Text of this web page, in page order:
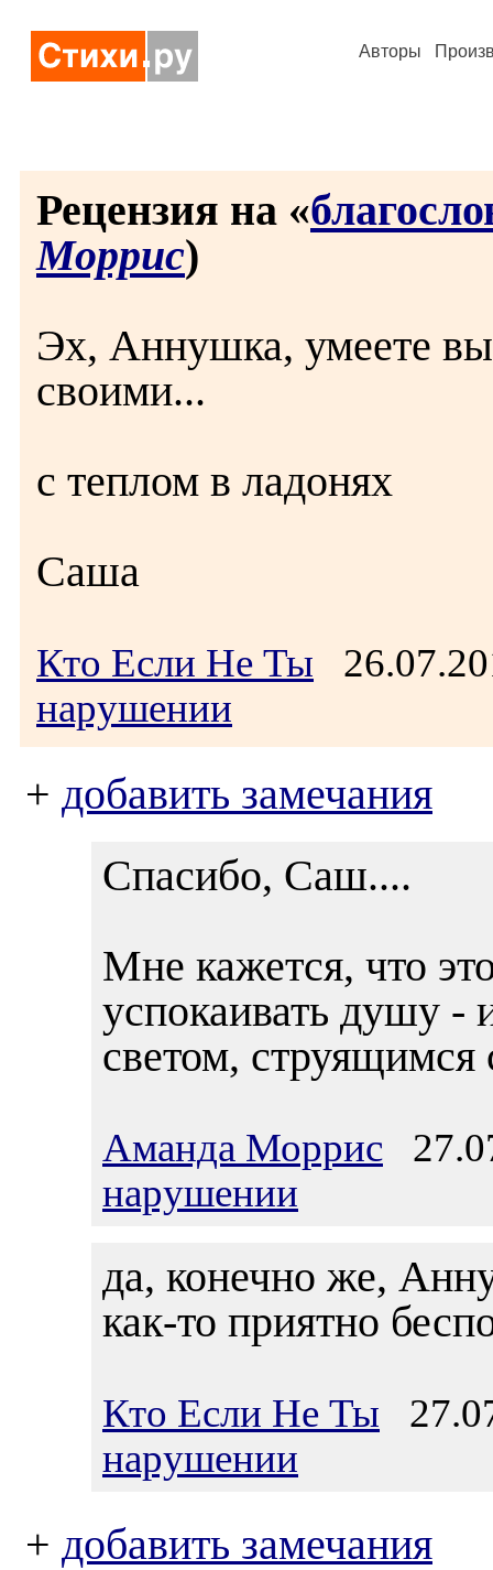
Авторы
Рецензия на «
Моррис)
Эх, Аннушка, умеете
своими...
с теплом в ладонях
Саша
Кто Если Не Ты
нарушении
+ добавить замечания
Спасибо, Саш....
Мне кажется, что
успокаивать душу -
светом, струящимся
Аманда Моррис
нарушении
да, конечно же,
как-то приятно
Кто Если Не Ты
нарушении
+ добавить замечания